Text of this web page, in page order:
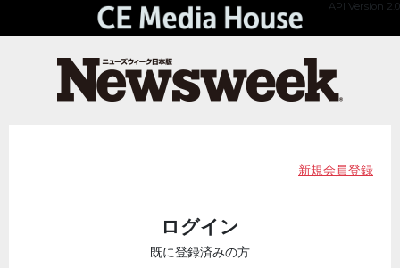
API Version 2.0
新規会員登録
ログイン
既に登録済みの方